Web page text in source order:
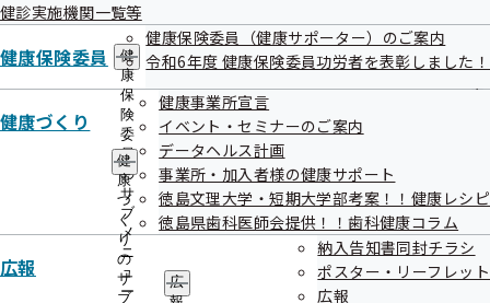
一
覧
の
サ
メ
ュ
ー
ご
案
内
ニ
ュ
ー
健診実施機関一覧等
健康保険委員
健
康
保
険
委
員
の
サ
ブ
メ
ニ
ュ
ー
健康保険委員（健康サポーター）のご案内
令和6年度 健康保険委員功労者を表彰しました！
健康づくり
健
康
づ
く
り
の
サ
ブ
健康事業所宣言
イベント・セミナーのご案内
データヘルス計画
事業所・加入者様の健康サポート
徳島文理大学・短期大学部考案！！健康レシピ
徳島県歯科医師会提供！！歯科健康コラム
広報
広
納入告知書同封チラシ
ポスター・リーフレット
広報
令和5年度 第3回徳島支部評議会
令和06年01月16日開催
資料
令和5年度 第2回徳島支部評議会
令和05年10月24日開催